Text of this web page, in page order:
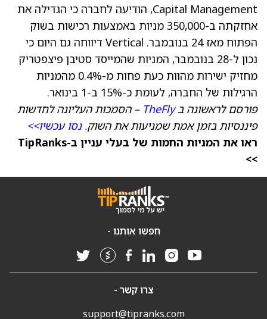
Capital Management, הודיעה לחברה כי הגדילה את
אחזקתה ב-350,000 מניות באמצעות רכישות בשוק
הפתוח מאז 24 בנובמבר. Vertical דיווחה גם היום כי
נכון ל-28 בנובמבר, המניות שהמייסד סטיבן פיצפטריק
מחזיק ישירות מהוות כעת פחות מ-0.4% מהמניות
הרגילות של החברה, לעומת כ-15% ב-1 בינואר.
פורסם לראשונה בTheFly – הסמכות העליונה לחדשות
פיננסיות בזמן אמת שמניעות את השוק.נסו עכשיו>>
ראו את המניות החמות של בעלי עניין ב-TipRanks
>>
חפשו אותנו -
צרו קשר -
support@tipranks.com